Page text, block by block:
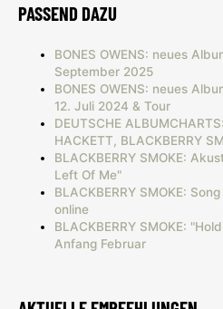
PASSEND DAZU
BONES OWENS: neues
September 2025
BONES OWENS: neues
12. Juli 2024 & Tour
DEUTSCHE
HACKETT, BLACKBERRY
BLACKBERRY SMOKE:
Left Of Me"
BLACKBERRY SMOKE:
online
BLACKBERRY SMOKE:
Anfang Februar